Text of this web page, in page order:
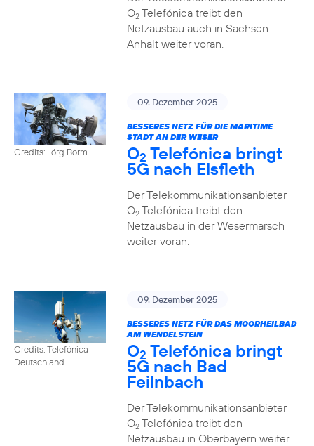
O2Telefónica treibt den
Netzausbau auch in Sachsen-
Anhalt weiter voran.
Credits: Jörg Borm
09. Dezember 2025
BESSERES NETZ FÜR DIE MARITIME
STADT AN DER WESER
O2 Telefónica bringt
5G nach Elsfleth
Der Telekommunikationsanbieter
O2Telefónica treibt den
Netzausbau in der Wesermarsch
weiter voran.
Credits: Telefónica
Deutschland
09. Dezember 2025
BESSERES NETZ FÜR DAS MOORHEILBAD
AM WENDELSTEIN
O2 Telefónica bringt
5G nach Bad
Feilnbach
Der Telekommunikationsanbieter
O2Telefónica treibt den
Netzausbau in Oberbayern weiter